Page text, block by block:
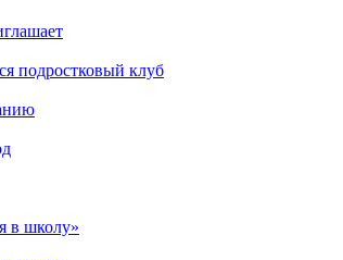
подростковый клуб
в школу»